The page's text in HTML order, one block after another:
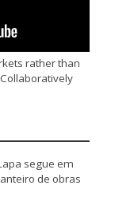
rather than
segue em
de obras